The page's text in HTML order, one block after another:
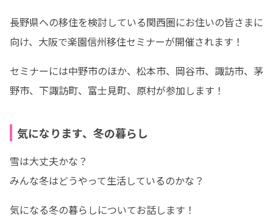
長野県への移住を検討している関西圏にお住いの皆さまに
向け、大阪で楽園信州移住セミナーが開催されます！
セミナーには中野市のほか、松本市、岡谷市、諏訪市、茅
野市、下諏訪町、富士見町、原村が参加します！
気になります、冬の暮らし
雪は大丈夫かな？
みんな冬はどうやって生活しているのかな？
気になる冬の暮らしについてお話します！